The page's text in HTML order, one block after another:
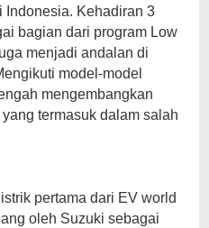
Indonesia. Kehadiran 3
bagian dari program Low
menjadi andalan di
model-model
mengembangkan
termasuk dalam salah
pertama dari EV world
oleh Suzuki sebagai